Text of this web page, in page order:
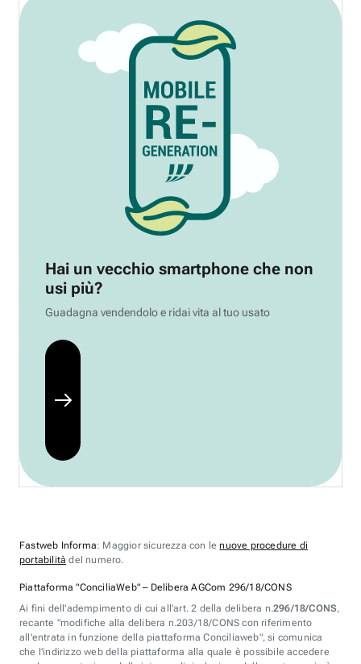
Hai un vecchio smartphone che non
usi più?
Guadagna vendendolo e ridai vita al tuo usato
Fastweb Informa: Maggior sicurezza con lenuove procedure di
portabilità del numero.
Piattaforma "ConciliaWeb" – Delibera AGCom 296/18/CONS
Ai fini dell'adempimento di cui all'art. 2 della delibera n.296/18/CONS,
recante "modifiche alla delibera n.203/18/CONS con riferimento
all'entrata in funzione della piattaforma Conciliaweb", si comunica
che l'indirizzo web della piattaforma alla quale è possibile accedere